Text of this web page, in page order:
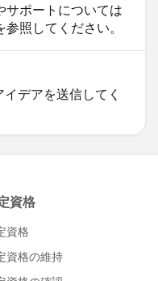
サポートについては
照してください。
デアを送信してく